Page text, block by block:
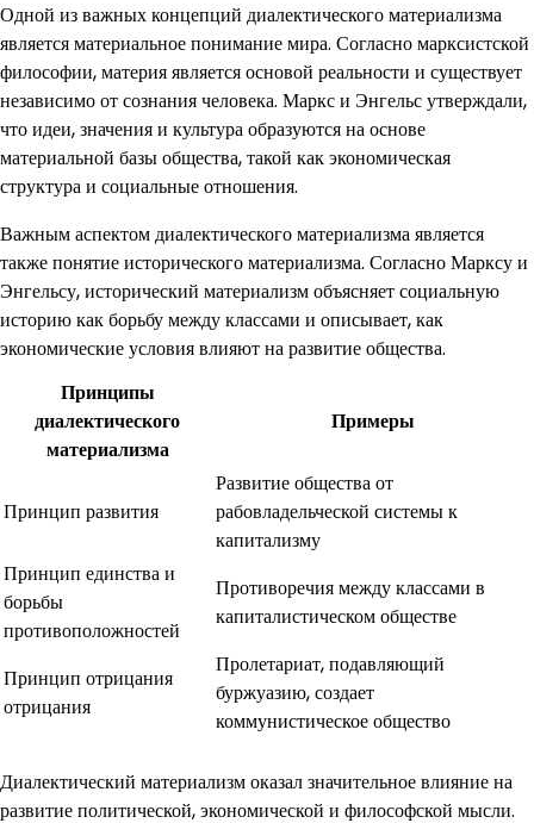
Одной из важных концепций диалектического материализма
является материальное понимание мира. Согласно марксистской
философии, материя является основой реальности и существует
независимо от сознания человека. Маркс и Энгельс утверждали,
что идеи, значения и культура образуются на основе
материальной базы общества, такой как экономическая
структура и социальные отношения.
Важным аспектом диалектического материализма является
также понятие исторического материализма. Согласно Марксу и
Энгельсу, исторический материализм объясняет социальную
историю как борьбу между классами и описывает, как
экономические условия влияют на развитие общества.
Принципы
диалектического
материализма
Примеры
Принцип развития
Развитие общества от
рабовладельческой системы к
капитализму
Принцип единства и
борьбы
противоположностей
Противоречия между классами в
капиталистическом обществе
Принцип отрицания
отрицания
Пролетариат, подавляющий
буржуазию, создает
коммунистическое общество
Диалектический материализм оказал значительное влияние на
развитие политической, экономической и философской мысли.